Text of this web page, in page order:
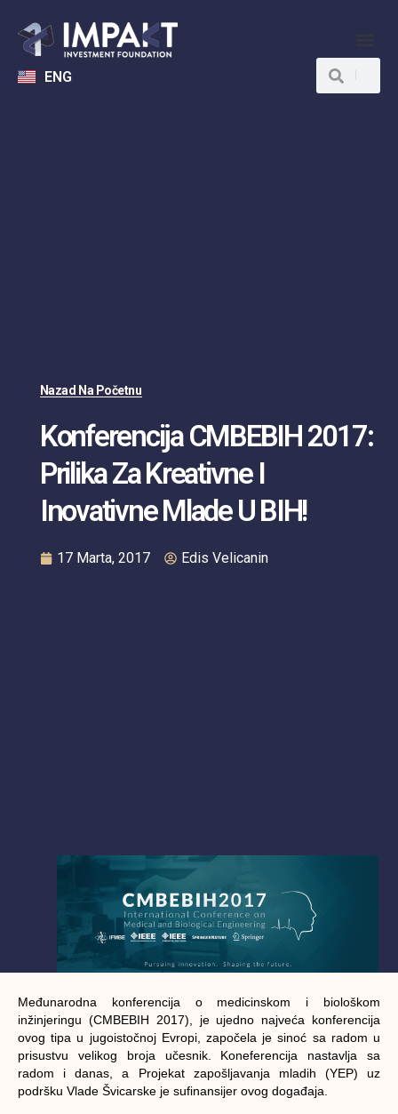
ENG
Nazad Na Početnu
Konferencija CMBEBIH 2017:
Prilika Za Kreativne I
Inovativne Mlade U BIH!
17 Marta, 2017 Edis Velicanin
Međunarodna konferencija o medicinskom i biološkom
inžinjeringu (CMBEBIH 2017), je ujedno najveća konferencija
ovog tipa u jugoistočnoj Evropi, započela je sinoć sa radom u
prisustvu velikog broja učesnik. Koneferencija nastavlja sa
radom i danas, a Projekat zapošljavanja mladih (YEP) uz
podršku Vlade Švicarske je sufinansijer ovog događaja.